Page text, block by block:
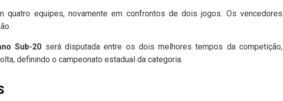
quatro equipes, novamente em confrontos de dois jogos. Os vencedores
Sub-20 será disputada entre os dois melhores tempos da competição,
definindo o campeonato estadual da categoria.